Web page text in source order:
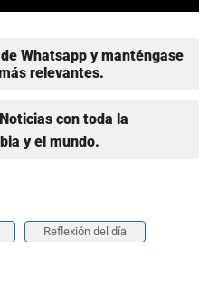
Whatsapp y manténgase
relevantes.
con toda la
y el mundo.
Reflexión del día